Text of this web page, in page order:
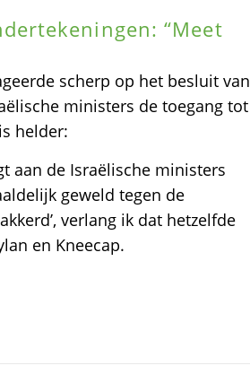
“Meet
scherp op het besluit van
ministers de toegang tot
helder:
aan de Israëlische ministers
geweld tegen de
verlang ik dat hetzelfde
en Kneecap.